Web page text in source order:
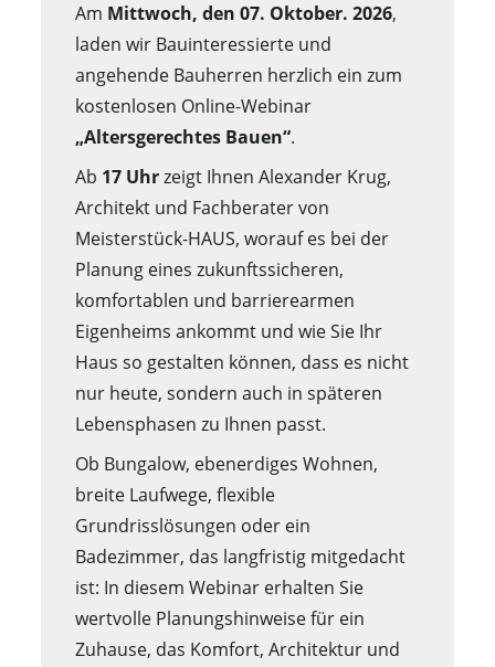
Am Mittwoch, den 07. Oktober. 2026,
laden wir Bauinteressierte und
angehende Bauherren herzlich ein zum
kostenlosen Online-Webinar
„Altersgerechtes Bauen“.
Ab 17 Uhrzeigt Ihnen Alexander Krug,
Architekt und Fachberater von
Meisterstück-HAUS, worauf es bei der
Planung eines zukunftssicheren,
komfortablen und barrierearmen
Eigenheims ankommt und wie Sie Ihr
Haus so gestalten können, dass es nicht
nur heute, sondern auch in späteren
Lebensphasen zu Ihnen passt.
Ob Bungalow, ebenerdiges Wohnen,
breite Laufwege, flexible
Grundrisslösungen oder ein
Badezimmer, das langfristig mitgedacht
ist: In diesem Webinar erhalten Sie
wertvolle Planungshinweise für ein
Zuhause, das Komfort, Architektur und